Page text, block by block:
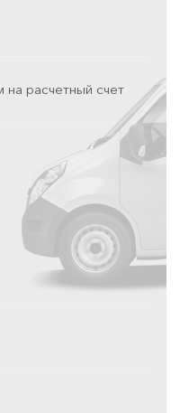
расчетный счет